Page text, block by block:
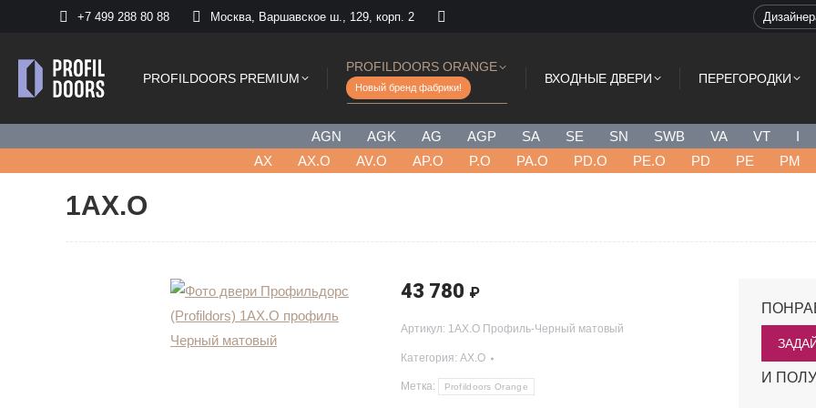
+7 499 288 80 88 Москва, Варшавское ш., 129, корп. 2
PROFILDOORS PREMIUM
PROFILDOORS ORANGE
Новый бренд фабрики!
ВХОДНЫЕ ДВЕРИ ПЕРЕГОРОДКИ
AGN AGK AG AGP SA SE SN SWB VA VT I
AХ
AX.O AV.O AP.O P.O PA.O PD.O PE.O PD PE PM
1AX.O
43 780 ₽
Артикул: 1AX.O Профиль-Черный матовый
Категория: AX.O
Метка: Profildoors Orange
И